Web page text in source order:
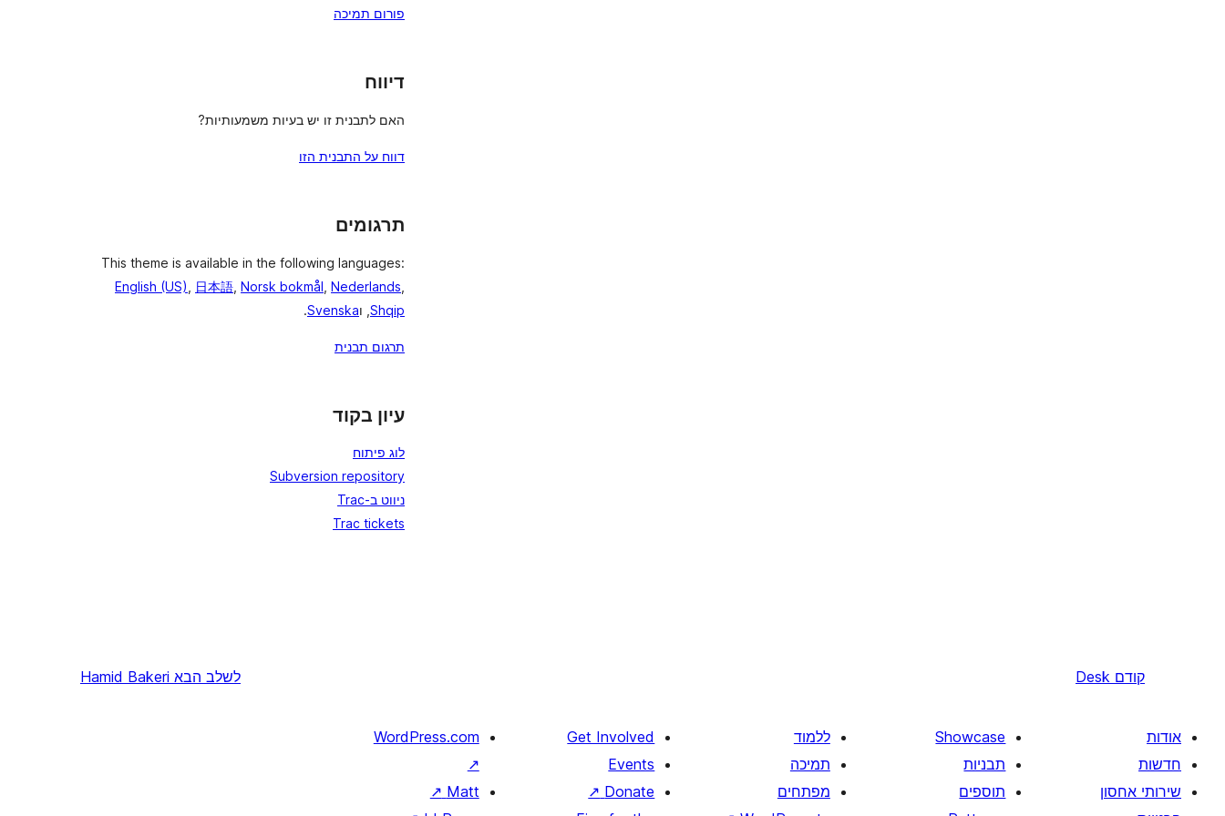
פורום תמיכה
דיווח
האם לתבנית זו יש בעיות משמעותיות?
דווח על התבנית הזו
תרגומים
This theme is available in the following languages:
English (US)
日本語 Norsk bokmål Nederlands
Shqip , וSvenska
.
תרגום תבנית
עיון בקוד
לוג פיתוח
Subversion repository
ניווט ב-Trac
Trac tickets
קודם Desk לשלב הבא Hamid Bakeri
אודות
חדשות
שירותי אחסון
Showcase
תבניות
תוספים
ללמוד
תמיכה
מפתחים
Get Involved
Events
Donate
↗
WordPress.com
↗
Matt
↗